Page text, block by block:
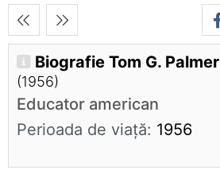
Biografie Tom G. Palmer
(1956)
Educator american
Perioada de viaţă: 1956